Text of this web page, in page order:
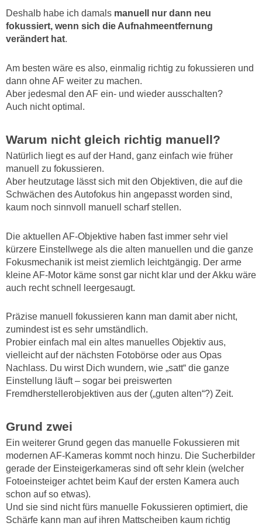
Deshalb habe ich damals manuell nur dann neu
fokussiert, wenn sich die Aufnahmeentfernung
verändert hat.
Am besten wäre es also, einmalig richtig zu fokussieren und
dann ohne AF weiter zu machen.
Aber jedesmal den AF ein- und wieder ausschalten?
Auch nicht optimal.
Warum nicht gleich richtig manuell?
Natürlich liegt es auf der Hand, ganz einfach wie früher
manuell zu fokussieren.
Aber heutzutage lässt sich mit den Objektiven, die auf die
Schwächen des Autofokus hin angepasst worden sind,
kaum noch sinnvoll manuell scharf stellen.
Die aktuellen AF-Objektive haben fast immer sehr viel
kürzere Einstellwege als die alten manuellen und die ganze
Fokusmechanik ist meist ziemlich leichtgängig. Der arme
kleine AF-Motor käme sonst gar nicht klar und der Akku wäre
auch recht schnell leergesaugt.
Präzise manuell fokussieren kann man damit aber nicht,
zumindest ist es sehr umständlich.
Probier einfach mal ein altes manuelles Objektiv aus,
vielleicht auf der nächsten Fotobörse oder aus Opas
Nachlass. Du wirst Dich wundern, wie „satt“ die ganze
Einstellung läuft – sogar bei preiswerten
Fremdherstellerobjektiven aus der („guten alten“?) Zeit.
Grund zwei
Ein weiterer Grund gegen das manuelle Fokussieren mit
modernen AF-Kameras kommt noch hinzu. Die Sucherbilder
gerade der Einsteigerkameras sind oft sehr klein (welcher
Fotoeinsteiger achtet beim Kauf der ersten Kamera auch
schon auf so etwas).
Und sie sind nicht fürs manuelle Fokussieren optimiert, die
Schärfe kann man auf ihren Mattscheiben kaum richtig